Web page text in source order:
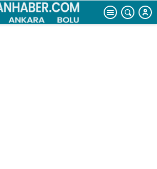
gibi eğlendiler